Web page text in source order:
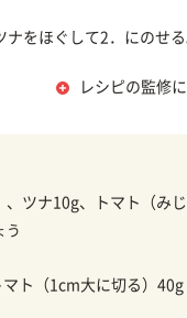
ナをほぐして2．にのせ
レシピの監修
ツナ10g、トマト（み
う
ト（1cm大に切る）40g